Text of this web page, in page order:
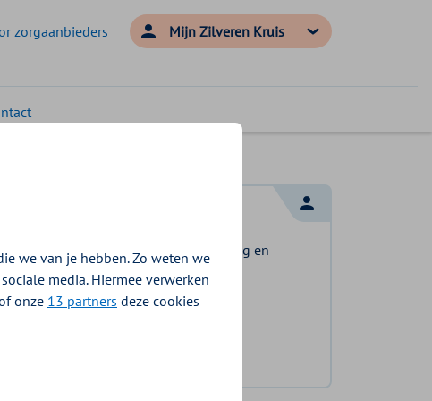
zorgaanbieders Mijn Zilveren Kruis
Log in en bekijk welke vergoeding en
voorwaarden voor u gelden.
we van je hebben. Zo weten we
media. Hiermee verwerken
onze 13 partners deze cookies